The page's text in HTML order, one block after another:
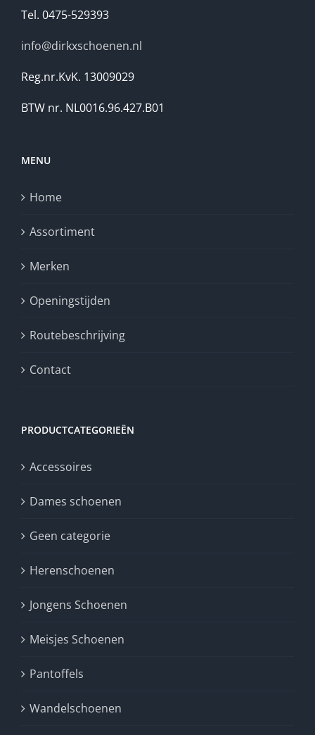
Tel. 0475-529393
info@dirkxschoenen.nl
Reg.nr.KvK. 13009029
BTW nr. NL0016.96.427.B01
MENU
Home
Assortiment
Merken
Openingstijden
Routebeschrijving
Contact
PRODUCTCATEGORIEËN
Accessoires
Dames schoenen
Geen categorie
Herenschoenen
Jongens Schoenen
Meisjes Schoenen
Pantoffels
Wandelschoenen